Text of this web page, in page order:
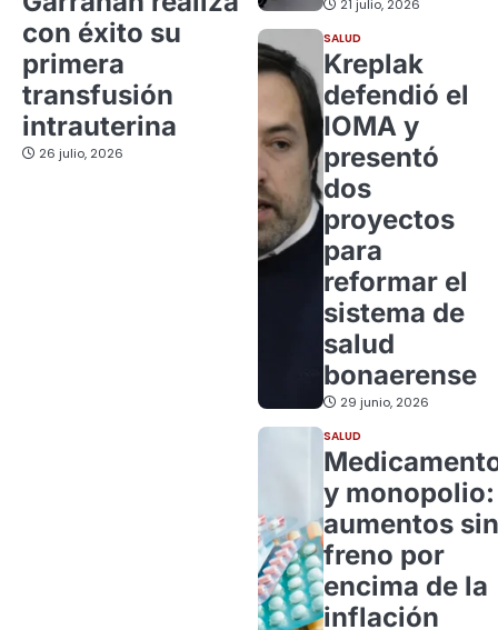
con éxito su
primera
transfusión
intrauterina
26 julio, 2026
21 julio, 2026
SALUD
Kreplak
defendió el
IOMA y
presentó
dos
proyectos
para
reformar el
sistema de
salud
bonaerense
29 junio, 2026
SALUD
y monopolio:
aumentos sin
freno por
encima de la
inflación